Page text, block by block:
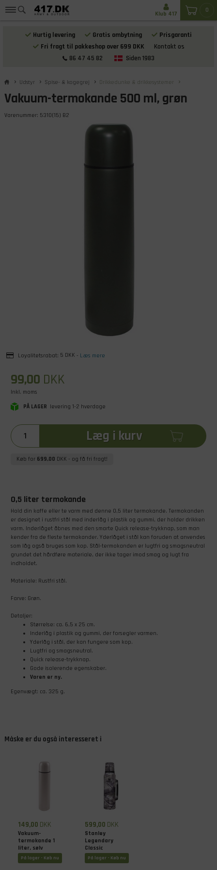
Hurtig levering Gratis ombytning
Prisgaranti
Fri fragt til pakkeshop over 699 DKK
Kontakt os
86 47 45 82
Siden 1983
0
Klub 417
Udstyr Spise- & kogegrej Drikkedunke & drikkesystemer
Vakuum-termokande 500 ml, grøn
Varenummer: 5310(15) B2
Loyalitetsrabat: 5 DKK - Læs mere
99,00 DKK
Inkl. moms
PÅ LAGER levering 1-2 hverdage
Læg i kurv
Køb for 699,00 DKK - og få fri fragt!
0,5 liter termokande
Hold din kaffe eller te varm med denne 0,5 liter termokande. Termokanden
er designet i rustfri stål med inderlåg i plastik og gummi, der holder drikken
varm. Inderlåget åbnes med den smarte Quick release-trykknap, som man
kender fra de fleste termokander. Yderlåget i stål kan foruden at anvendes
som låg også bruges som kop. Stål-termokanden er lugtfri og smagsneutral
grundet det hårdføre materiale, der ikke tager imod smag og lugt fra
indholdet.
Materiale: Rustfri stål.
Farve: Grøn.
Detaljer:
Størrelse: ca. 6,5 x 25 cm.
Inderlåg i plastik og gummi, der forsegler varmen.
Yderlåg i stål, der kan fungere som kop.
Lugtfri og smagsneutral.
Quick release-trykknap.
Gode isolerende egenskaber.
Varen er ny.
Egenvægt: ca. 325 g.
Måske er du også interesseret i
149,00 DKK
Vakuum-
termokande 1
liter, sølv
På lager - Køb nu
599,00 DKK
Stanley
Legendary
Classic
termoflaske, 1
liter, Country
På lager - Køb nu